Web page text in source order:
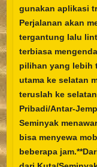
gunakan aplikasi
Perjalanan akan
tergantung lalu
terbiasa
pilihan yang lebih
utama ke selatan
teruslah ke
Pribadi/Antar-
Seminyak
bisa menyewa
beberapa